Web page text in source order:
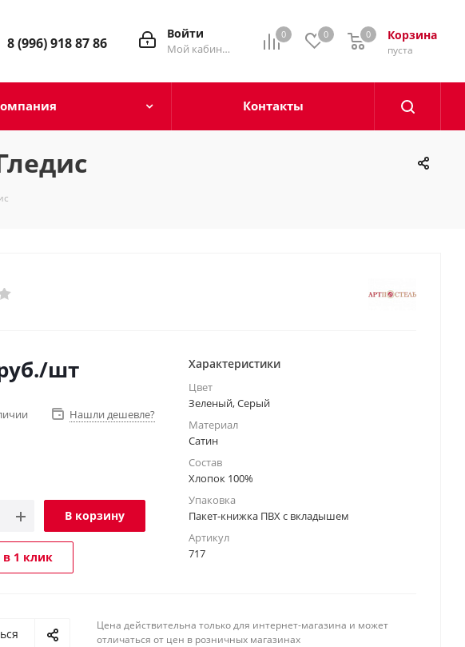
0 0 Корзина
0
пуста
0
Войти
Мой кабинет
8 (996) 918 87 86
Контакты
/шт
Нашли дешевле?
В корзину
в 1 клик
Характеристики
Цвет
Зеленый, Серый
Материал
Сатин
Состав
Хлопок 100%
Упаковка
Пакет-книжка ПВХ с вкладышем
Артикул
717
Цена действительна только для интернет-магазина и может
отличаться от цен в розничных магазинах